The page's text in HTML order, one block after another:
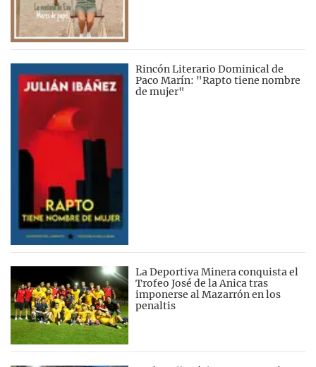
Rincón Literario Dominical de
Paco Marín: "Rapto tiene nombre
de mujer"
La Deportiva Minera conquista el
Trofeo José de la Anica tras
imponerse al Mazarrón en los
penaltis